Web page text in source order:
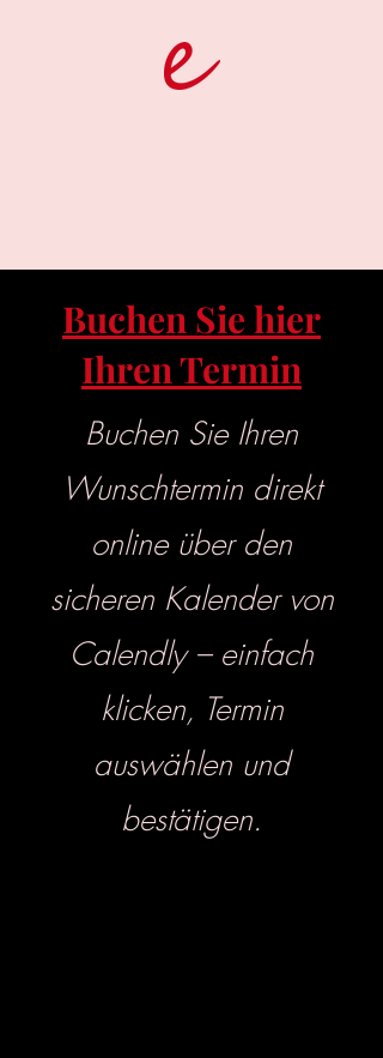
Buchen Sie hier
Ihren Termin
Buchen Sie Ihren
Wunschtermin direkt
online über den
sicheren Kalender von
Calendly – einfach
klicken, Termin
auswählen und
bestätigen.